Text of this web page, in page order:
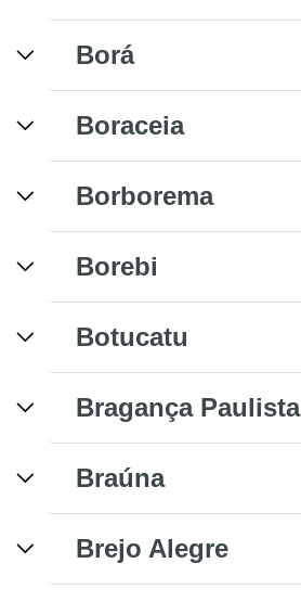
Borá
Boraceia
Borborema
Borebi
Botucatu
Bragança Paulista
Braúna
Brejo Alegre